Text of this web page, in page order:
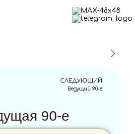
СЛЕДУЮЩИЙ
Ведущий 90-е
90-е